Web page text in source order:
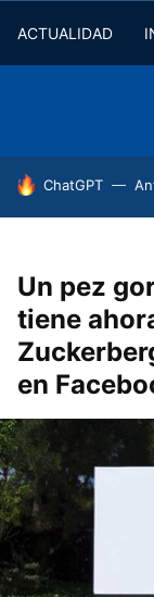
ACTUALIDAD
HOY SE HABLA
ChatGPT
Un pez
tiene
en